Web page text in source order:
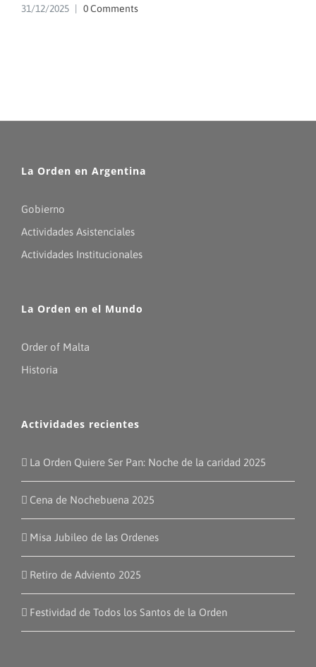
31/12/2025 0 Comments
La Orden en Argentina
Gobierno
Actividades Asistenciales
Actividades Institucionales
La Orden en el Mundo
Order of Malta
Historia
Actividades recientes
La Orden Quiere Ser Pan: Noche de la caridad 2025
Cena de Nochebuena 2025
Misa Jubileo de las Ordenes
Retiro de Adviento 2025
Festividad de Todos los Santos de la Orden